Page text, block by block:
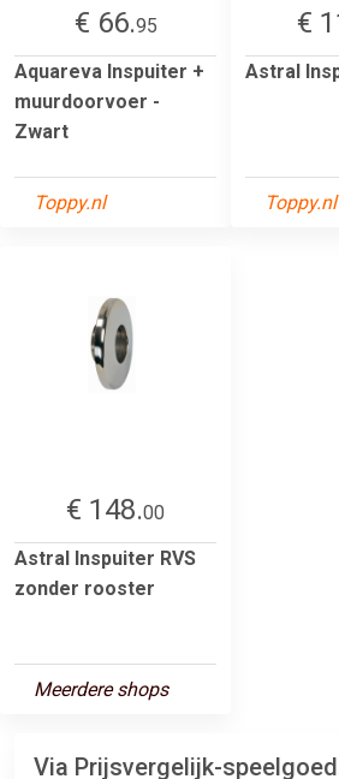
€ 66.95
Aquareva Inspuiter +
muurdoorvoer -
Zwart
Toppy.nl
€
Astral
Toppy.nl
€ 148.00
Astral Inspuiter RVS
zonder rooster
Meerdere shops
Via Prijsvergelijk-